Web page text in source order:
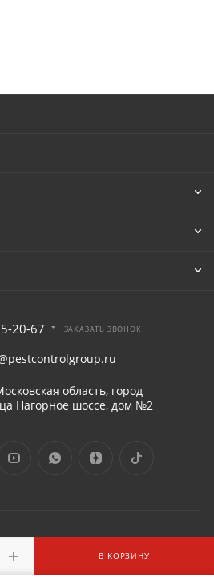
В КОРЗИНУ
20-67 ЗАКАЗАТЬ ЗВОНОК
область, город
Нагорное шоссе, дом №2
«ПЕСТКОНТРОЛГРУПП» ООО